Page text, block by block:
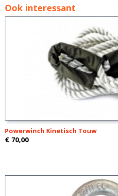
Ook interessant
Powerwinch Kinetisch Touw
€ 70,00